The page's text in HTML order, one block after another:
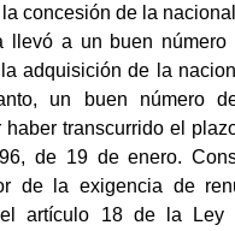
concesión de la
llevó a un buen
adquisición de la
un buen número
haber transcurrido el
de 19 de enero.
de la exigencia de
el artículo 18 de la Ley